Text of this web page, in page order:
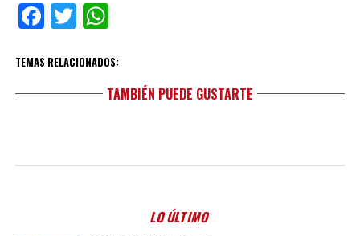
Facebook
TwitterWhatsApp
TEMAS RELACIONADOS:
TAMBIÉN PUEDE GUSTARTE
LO ÚLTIMO